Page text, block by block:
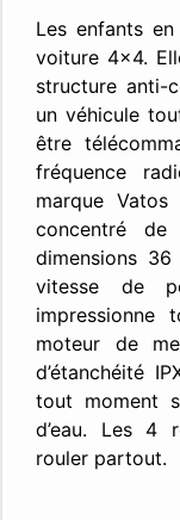
Les enfants
voiture 4×4.
structure anti-
un véhicule
être
fréquence
marque
concentré
dimensions
vitesse de
moteur de
d’étanchéité
tout moment
d’eau. Les 4
rouler partout.